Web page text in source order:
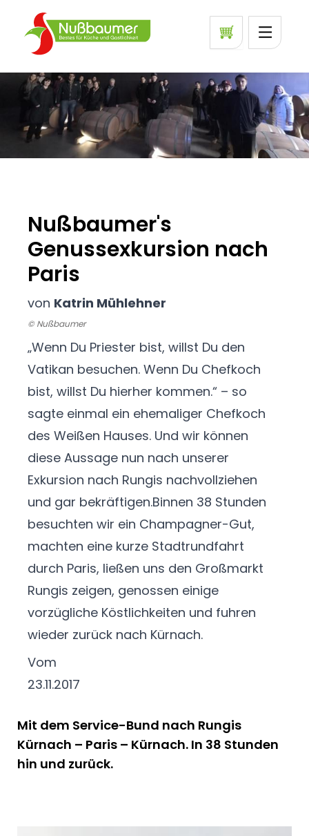
Nußbaumer's
Genussexkursion nach
Paris
von Katrin Mühlehner
© Nußbaumer
„Wenn Du Priester bist, willst Du den
Vatikan besuchen. Wenn Du Chefkoch
bist, willst Du hierher kommen.“ – so
sagte einmal ein ehemaliger Chefkoch
des Weißen Hauses. Und wir können
diese Aussage nun nach unserer
Exkursion nach Rungis nachvollziehen
und gar bekräftigen.Binnen 38 Stunden
besuchten wir ein Champagner-Gut,
machten eine kurze Stadtrundfahrt
durch Paris, ließen uns den Großmarkt
Rungis zeigen, genossen einige
vorzügliche Köstlichkeiten und fuhren
wieder zurück nach Kürnach.
Vom
23.11.2017
Mit dem Service-Bund nach Rungis
Kürnach – Paris – Kürnach. In 38 Stunden
hin und zurück.